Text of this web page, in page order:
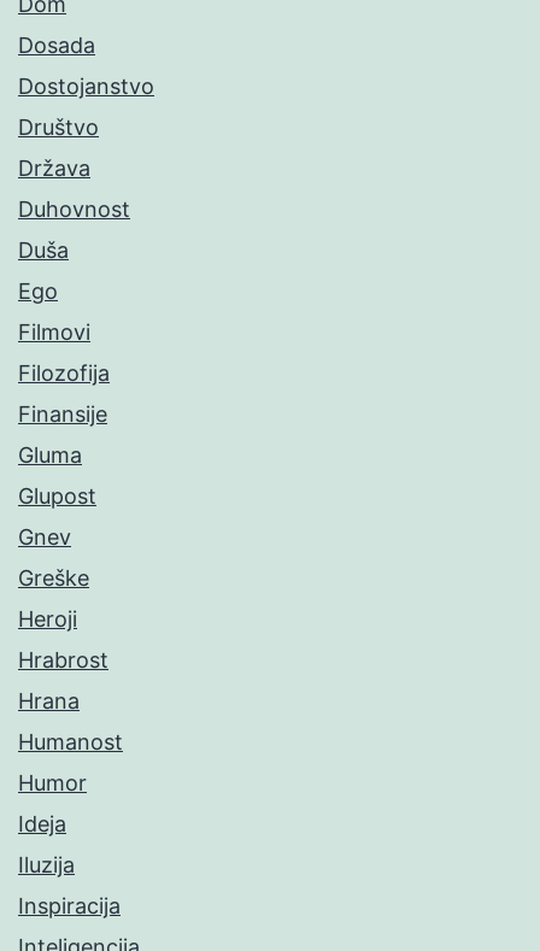
Dosada
Dostojanstvo
Društvo
Država
Duhovnost
Duša
Ego
Filmovi
Filozofija
Finansije
Gluma
Glupost
Gnev
Greške
Heroji
Hrabrost
Hrana
Humanost
Humor
Ideja
Iluzija
Inspiracija